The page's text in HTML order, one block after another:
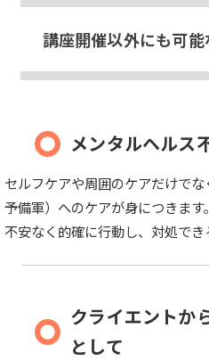
講座開催以外にも可
メンタルヘルス
セルフケアや周囲のケアだけで
予備軍）へのケアが身につきます
不安なく的確に行動し、対処でき
クライエントか
として